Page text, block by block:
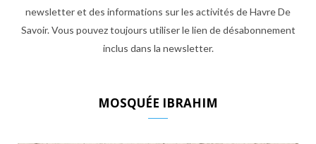
newsletter et des informations sur les activités de Havre De
Savoir. Vous pouvez toujours utiliser le lien de désabonnement
inclus dans la newsletter.
MOSQUÉE IBRAHIM